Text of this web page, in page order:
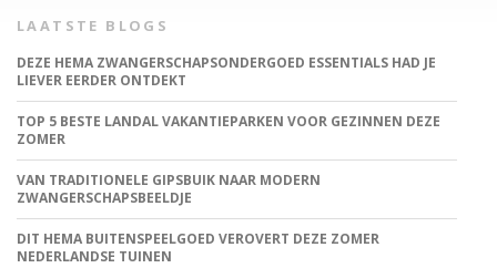
LAATSTE BLOGS
DEZE HEMA ZWANGERSCHAPSONDERGOED ESSENTIALS HAD JE
LIEVER EERDER ONTDEKT
TOP 5 BESTE LANDAL VAKANTIEPARKEN VOOR GEZINNEN DEZE
ZOMER
VAN TRADITIONELE GIPSBUIK NAAR MODERN
ZWANGERSCHAPSBEELDJE
DIT HEMA BUITENSPEELGOED VEROVERT DEZE ZOMER
NEDERLANDSE TUINEN